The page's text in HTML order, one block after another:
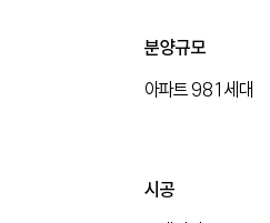
분양규모
아파트 981세대
분양규모
아파트 981세대
​시공